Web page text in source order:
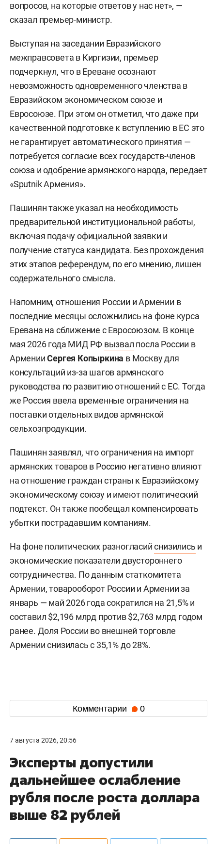
вопросов, на которые ответов у нас нет», —
сказал премьер-министр.
Выступая на заседании Евразийского
межправсовета в Киргизии, премьер
подчеркнул, что в Ереване осознают
невозможность одновременного членства в
Евразийском экономическом союзе и
Евросоюзе. При этом он отметил, что даже при
качественной подготовке к вступлению в ЕС это
не гарантирует автоматического принятия —
потребуется согласие всех государств-членов
союза и одобрение армянского народа, передает
«Sputnik Армения».
Пашинян также указал на необходимость
предварительной институциональной работы,
включая подачу официальной заявки и
получение статуса кандидата. Без прохождения
этих этапов референдум, по его мнению, лишен
содержательного смысла.
Напомним, отношения России и Армении в
последние месяцы осложнились на фоне курса
Еревана на сближение с Евросоюзом. В конце
мая 2026 года МИД РФ вызвал посла России в
АрменииСергея Копыркина в Москву для
консультаций из-за шагов армянского
руководства по развитию отношений с ЕС. Тогда
же Россия ввела временные ограничения на
поставки отдельных видов армянской
сельхозпродукции.
Пашинянзаявлял, что ограничения на импорт
армянских товаров в Россию негативно влияют
на отношение граждан страны к Евразийскому
экономическому союзу и имеют политический
подтекст. Он также пообещал компенсировать
убытки пострадавшим компаниям.
На фоне политических разногласийснизились и
экономические показатели двустороннего
сотрудничества. По данным статкомитета
Армении, товарооборот России и Армении за
январь — май 2026 года сократился на 21,5% и
составил $2,196 млрд против $2,763 млрд годом
ранее. Доля России во внешней торговле
Армении снизилась с 35,1% до 28%.
Комментарии 0
7 августа 2026, 20:56
Эксперты допустили
дальнейшее ослабление
рубля после роста доллара
выше 82 рублей